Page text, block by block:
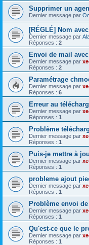
Supprimer un
Dernier message par
[RÉGLÉ] Nom
Dernier message par
Réponses : 2
Envoi de mail
Dernier message par
Réponses : 2
Paramétrage
Dernier message par
Réponses : 6
Erreur au
Dernier message par
Réponses : 1
Problème
Dernier message par
Réponses : 1
Puis-je mettre à
Dernier message par
Réponses : 1
probleme ajout
Dernier message par
Réponses : 1
Problème envoi de
Dernier message par
Réponses : 1
Qu'est-ce que le
Dernier message par
Réponses : 1